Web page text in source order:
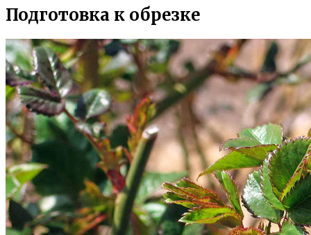
Подготовка к обрезке